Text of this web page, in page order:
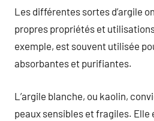
Les différentes sortes d’argile
propres propriétés et
exemple, est souvent utilisée
absorbantes et purifiantes.
L’argile blanche, ou kaolin,
peaux sensibles et fragiles.